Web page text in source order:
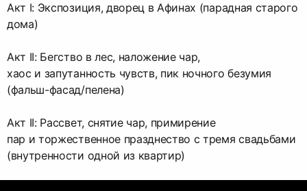
Акт I: Экспозиция, дворец в Афинах (парадная старого
дома)
Акт II: Бегство в лес, наложение чар,
хаос и запутанность чувств, пик ночного безумия
(фальш-фасад/пелена)
Акт II: Рассвет, снятие чар, примирение
пар и торжественное празднество с тремя свадьбами
(внутренности одной из квартир)